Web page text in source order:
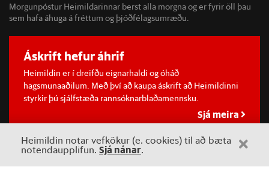
Morgunpóstur Heimildarinnar berst alla morgna og er fyrir öll þau
sem hafa áhuga á fréttum og þjóðfélagsumræðu.
Áskrift hefur áhrif
Heimildin er í dreifðu eignarhaldi og óháð
hagsmunaaðilum. Með því að kaupa áskrift að Heimildinni
styrkir þú sjálfstæða rannsóknarblaðamennsku.
Sjá meira
Heimildin notar vefkökur (e. cookies) til að bæta
notendaupplifun. Sjá nánar.